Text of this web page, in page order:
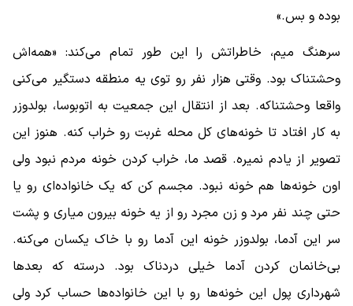
بوده و بس.»
سرهنگ میم، خاطراتش را این طور تمام می‌کند: «همه‌اش
وحشتناک بود. وقتی هزار نفر رو توی یه منطقه دستگیر می‌کنی
واقعا وحشتناکه. بعد از انتقال این جمعیت به اتوبوسا، بولدوزر
به کار افتاد تا خونه‌های کل محله غربت رو خراب کنه. هنوز این
تصویر از یادم نمیره. قصد ما، خراب کردن خونه مردم نبود ولی
اون خونه‌ها هم خونه نبود. مجسم کن که یک خانواده‌ای رو یا
حتی چند نفر مرد و زن مجرد رو از یه خونه بیرون میاری و پشت
سر این آدما، بولدوزر خونه این آدما رو با خاک یکسان می‌کنه.
بی‌خانمان کردن آدما خیلی دردناک بود. درسته که بعدها
شهرداری پول این خونه‌ها رو با این خانواده‌ها حساب کرد ولی